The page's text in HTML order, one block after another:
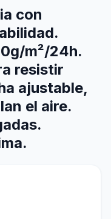
con
m²/24h.
resistir
ajustable,
el aire.